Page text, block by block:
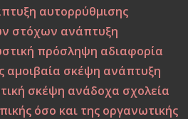
Η νεότητα της ελπίδας ως
στη Ζωοπαιδαγωγική;
τα φτερά: Η αλληγορία της
αυτορρύθμισης
στόχων ανάπτυξη
πρόσληψη αδιαφορία
αμοιβαία σκέψη ανάπτυξη
σκέψη ανάδοχα σχολεία
όσο και της οργανωτικής